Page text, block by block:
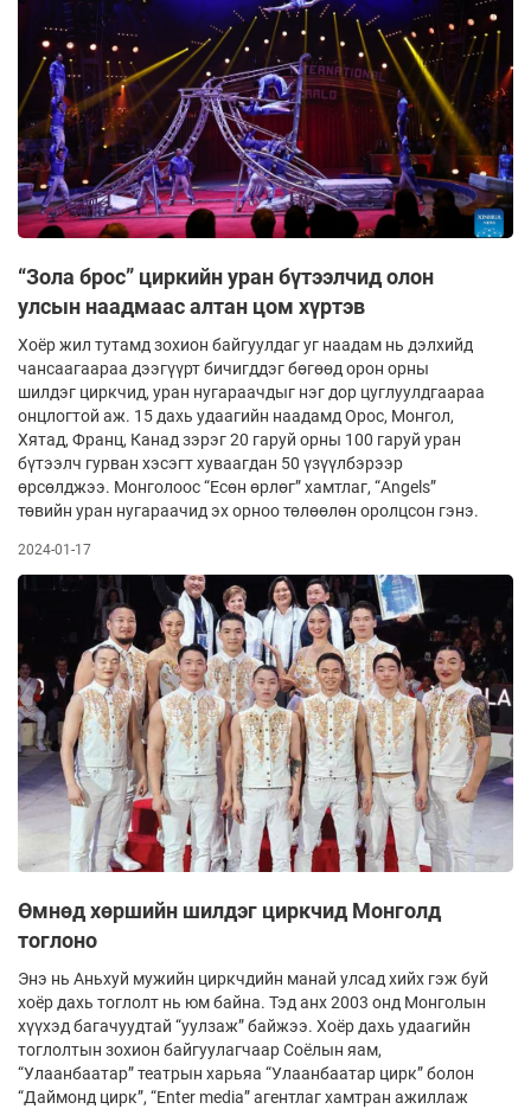
“Зола брос” циркийн уран бүтээлчид олон
улсын наадмаас алтан цом хүртэв
Хоёр жил тутамд зохион байгуулдаг уг наадам нь дэлхийд
чансаагаараа дээгүүрт бичигддэг бөгөөд орон орны
шилдэг циркчид, уран нугараачдыг нэг дор цуглуулдгаараа
онцлогтой аж. 15 дахь удаагийн наадамд Орос, Монгол,
Хятад, Франц, Канад зэрэг 20 гаруй орны 100 гаруй уран
бүтээлч гурван хэсэгт хуваагдан 50 үзүүлбэрээр
өрсөлджээ. Монголоос “Есөн өрлөг” хамтлаг, “Angels”
төвийн уран нугараачид эх орноо төлөөлөн оролцсон гэнэ.
2024-01-17
Өмнөд хөршийн шилдэг циркчид Монголд
тоглоно
Энэ нь Аньхуй мужийн циркчдийн манай улсад хийх гэж буй
хоёр дахь тоглолт нь юм байна. Тэд анх 2003 онд Монголын
хүүхэд багачуудтай “уулзаж” байжээ. Хоёр дахь удаагийн
тоглолтын зохион байгуулагчаар Соёлын яам,
“Улаанбаатар” театрын харьяа “Улаанбаатар цирк” болон
“Даймонд цирк”, “Enter media” агентлаг хамтран ажиллаж